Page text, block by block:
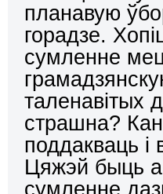
планавую
горадзе.
сумленне
таленавітых
страшна?
поддакваць
Цяжэй быць
сумленне